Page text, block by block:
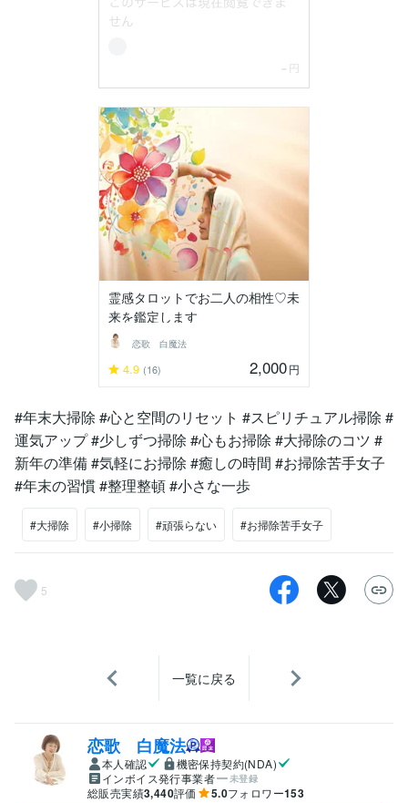
霊感タロットでお二人の相性♡未
来を鑑定します
恋歌 白魔法
4.9 (16) 2,000円
#年末大掃除 #心と空間のリセット #スピリチュアル掃除 #
運気アップ #少しずつ掃除 #心もお掃除 #大掃除のコツ #
新年の準備 #気軽にお掃除 #癒しの時間 #お掃除苦手女子
#年末の習慣 #整理整頓 #小さな一歩
#大掃除 #小掃除 #頑張らない #お掃除苦手女子
5
一覧に戻る
恋歌 白魔法
本人確認
機密保持契約(NDA)
インボイス発行事業者
未登録
総販売実績3,440評価 5.0フォロワー153